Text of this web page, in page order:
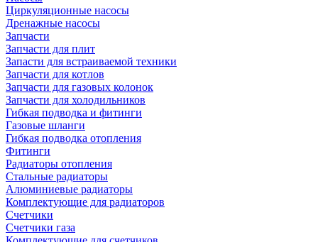
Циркуляционные насосы
Дренажные насосы
Запчасти
Запчасти для плит
Запасти для встраиваемой техники
Запчасти для котлов
Запчасти для газовых колонок
Запчасти для холодильников
Гибкая подводка и фитинги
Газовые шланги
Гибкая подводка отопления
Фитинги
Радиаторы отопления
Стальные радиаторы
Алюминиевые радиаторы
Комплектующие для радиаторов
Счетчики
Счетчики газа